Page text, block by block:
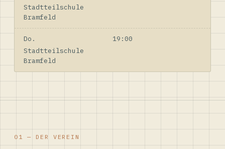
Stadtteilschule
Bramfeld
Do.
19:00
Stadtteilschule
Bramfeld
01 — DER VEREIN